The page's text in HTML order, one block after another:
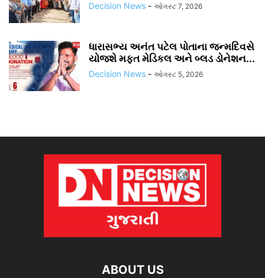
Decision News - ઓગસ્ટ 7, 2026
ધારાસભ્ય અનંત પટેલ પોતાના જન્મદિવસે
યોજશે મફત મેડિકલ અને બ્લડ ડોનેશન...
Decision News - ઓગસ્ટ 5, 2026
ABOUT US